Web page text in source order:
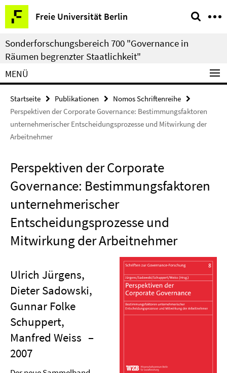
Springe
direkt
zu
Inhalt
Freie Universität Berlin
Service-
Navigation
Sonderforschungsbereich 700 "Governance in
Räumen begrenzter Staatlichkeit"
MENÜ
Startseite Publikationen
Nomos Schriftenreihe
Perspektiven der Corporate Governance: Bestimmungsfaktoren
unternehmerischer Entscheidungsprozesse und Mitwirkung der
Arbeitnehmer
Perspektiven der Corporate
Governance: Bestimmungsfaktoren
unternehmerischer
Entscheidungsprozesse und
Mitwirkung der Arbeitnehmer
Ulrich Jürgens,
Dieter Sadowski,
Gunnar Folke
Schuppert,
Manfred Weiss –
2007